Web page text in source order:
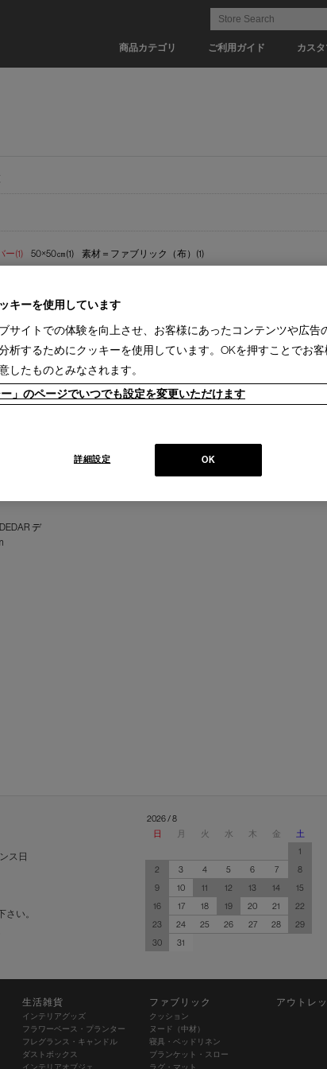
商品カテゴリ ご利用ガイド カス
ー(1) 50×50㎝(1) 素材＝ファブリック（布）(1)
デ
ス日
い。
2026 / 8
日
月 火 水 木 金
土
1
2
3 4 5 6 7
8
9
10 11 12 13 14
15
16
17 18 19 20 21
22
23
24 25 26 27 28
29
30
31
生活雑貨
インテリアグッズ
フラワーベース・プランター
フレグランス・キャンドル
ダストボックス
インテリアオブジェ
ファブリック
クッション
ヌード（中材）
寝具・ベッドリネン
ブランケット・スロー
ラグ・マット
アウトレ
キーを使用しています
サイトでの体験を向上させ、お客様にあったコンテンツや広告
析するためにクッキーを使用しています。OKを押すことでお客
したものとみなされます。
ー」のページでいつでも設定を変更いただけます
OK
詳細設定